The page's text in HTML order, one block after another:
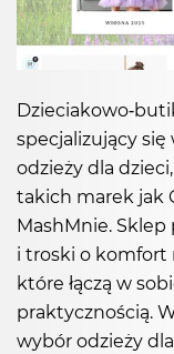
Dzieciakowo-
specjalizujący
odzieży dla
takich marek jak
MashMnie.
i troski o komfort
które łączą w
praktycznością.
wybór odzieży